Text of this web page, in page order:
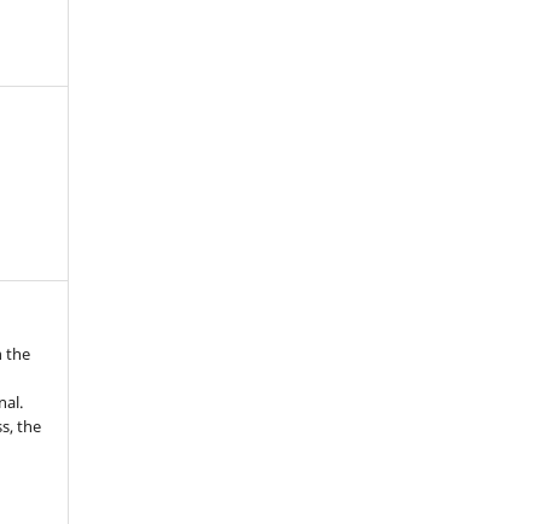
the
the